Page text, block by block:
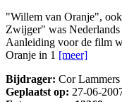
"Willem van Oranje",
Zwijger" was
Aanleiding voor de film
Oranje in 1 [meer]
Bijdrager: Cor Lammers
Geplaatst op: 27-06-